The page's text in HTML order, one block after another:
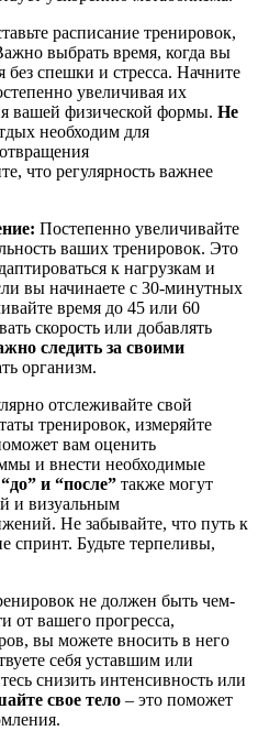
расписание тренировок,
выбрать время, когда вы
без спешки и стресса. Начните
увеличивая их
вашей физической формы. Не
необходим для
что регулярность важнее
Постепенно увеличивайте
ваших тренировок. Это
к нагрузкам и
вы начинаете с 30-минутных
время до 45 или 60
скорость или добавлять
следить за своими
организм.
отслеживайте свой
тренировок, измеряйте
вам оценить
и внести необходимые
и “после” также могут
и визуальным
Не забывайте, что путь к
спринт. Будьте терпеливы,
не должен быть чем-
от вашего прогресса,
вы можете вносить в него
себя уставшим или
снизить интенсивность или
свое тело – это поможет